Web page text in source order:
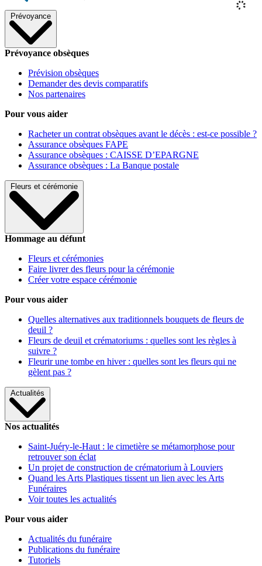
Prévoyance
Prévoyance obsèques
Prévision obsèques
Demander des devis comparatifs
Nos partenaires
Pour vous aider
Racheter un contrat obsèques avant le décès : est-ce possible ?
Assurance obsèques FAPE
Assurance obsèques : CAISSE D’EPARGNE
Assurance obsèques : La Banque postale
Fleurs et cérémonie
Hommage au défunt
Fleurs et cérémonies
Faire livrer des fleurs pour la cérémonie
Créer votre espace cérémonie
Pour vous aider
Quelles alternatives aux traditionnels bouquets de fleurs de
deuil ?
Fleurs de deuil et crématoriums : quelles sont les règles à
suivre ?
Fleurir une tombe en hiver : quelles sont les fleurs qui ne
gèlent pas ?
Actualités
Nos actualités
Saint-Juéry-le-Haut : le cimetière se métamorphose pour
retrouver son éclat
Un projet de construction de crématorium à Louviers
Quand les Arts Plastiques tissent un lien avec les Arts
Funéraires
Voir toutes les actualités
Pour vous aider
Actualités du funéraire
Publications du funéraire
Tutoriels